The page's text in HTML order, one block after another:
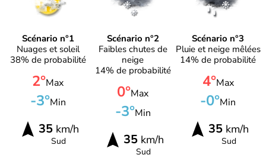
Scénario n°1
Nuages et soleil
38% de probabilité
2°Max
-3°Min
35km/h
Sud
Scénario n°2
Faibles chutes de
neige
14% de probabilité
0°Max
-3°Min
35km/h
Sud
Scénario n°3
Pluie et neige mêlées
14% de probabilité
4°Max
-0°Min
35 km/h
Sud